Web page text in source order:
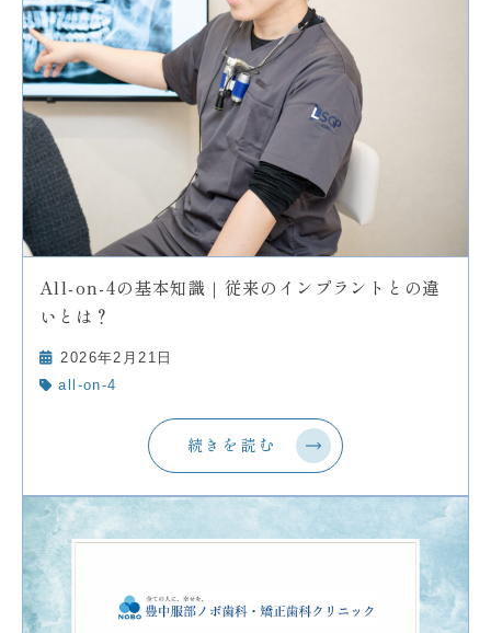
All-on-4の基本知識｜従来のインプラントとの違
いとは？
2026年2月21日
all-on-4
続きを読む